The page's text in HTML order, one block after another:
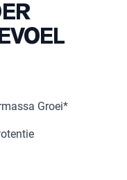
Isolaat
Groei*